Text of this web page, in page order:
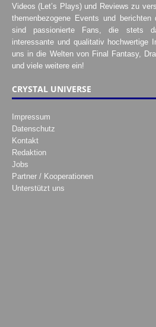
Videos (Let’s Plays) und Reviews zu
themenbezogene Events und berichten
sind passionierte Fans, die stets
interessante und qualitativ hochwertige
uns in die Welten von Final Fantasy,
und viele weitere ein!
CRYSTAL UNIVERSE
Impressum
Datenschutz
Kontakt
Redaktion
Jobs
Partner / Kooperationen
Unterstützt uns